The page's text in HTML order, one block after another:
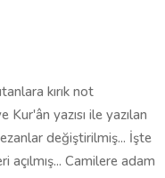
kırık not
yazısı ile yazılan
değiştirilmiş... İşte
Camilere adam